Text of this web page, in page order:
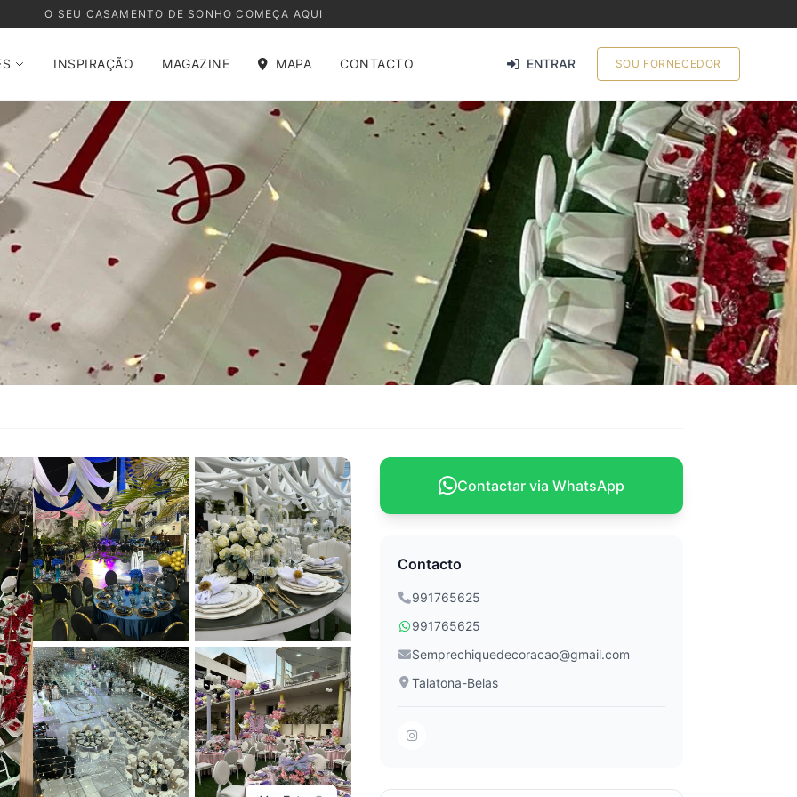
O SEU CASAMENTO DE SONHO COMEÇA AQUI
INSPIRAÇÃO MAGAZINE MAPA CONTACTO ENTRAR SOU FORNECEDOR
Contactar via WhatsApp
Contacto
991765625
991765625
Semprechiquedecoracao@gmail.com
Talatona-Belas